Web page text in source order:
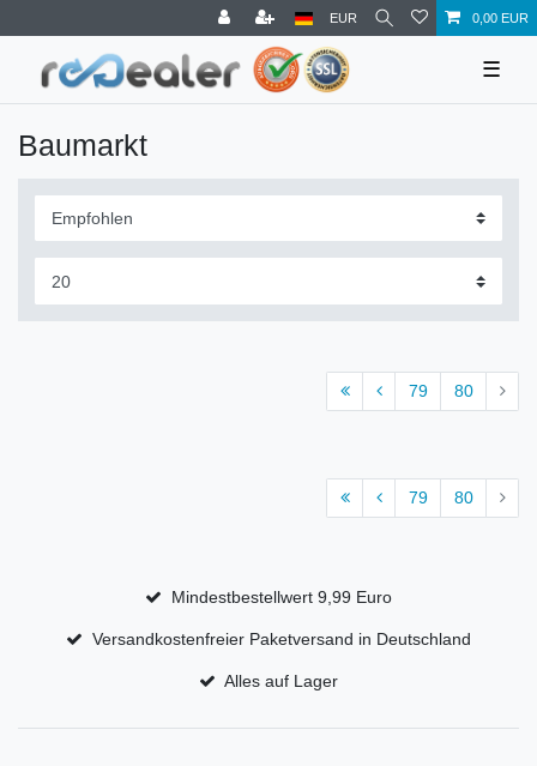
EUR 0,00 EUR
☰
Baumarkt
79 80
79 80
Mindestbestellwert 9,99 Euro
Versandkostenfreier Paketversand in Deutschland
Alles auf Lager